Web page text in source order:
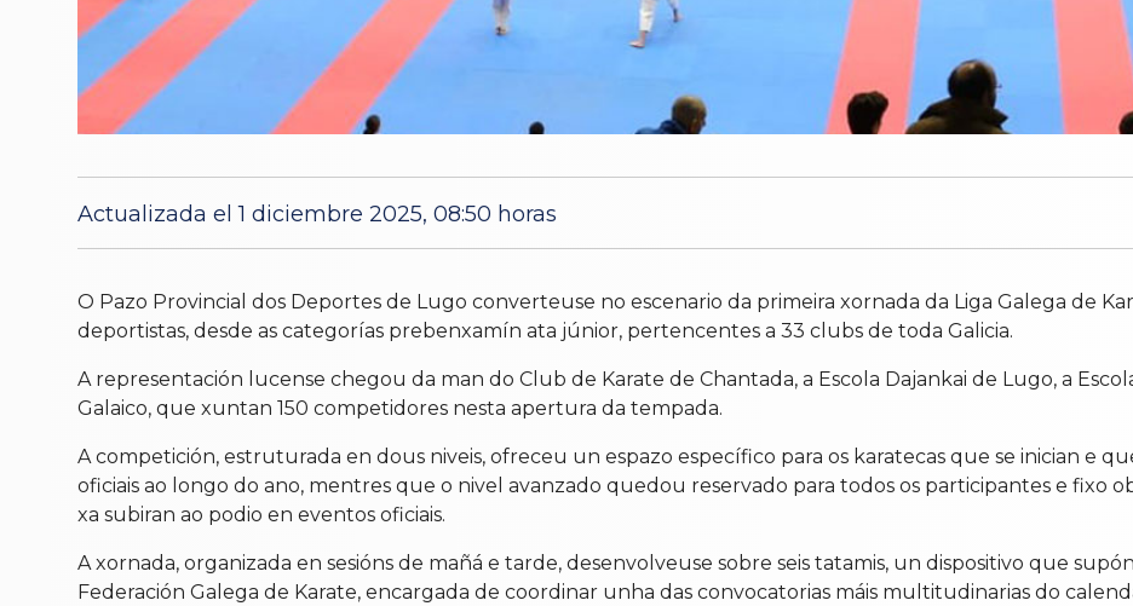
Actualizada el 1 diciembre 2025, 08:50 horas
O Pazo Provincial dos Deportes de Lugo converteuse no escenario da primeira xornada da Liga Galega de
deportistas, desde as categorías prebenxamín ata júnior, pertencentes a 33 clubs de toda Galicia.
A representación lucense chegou da man do Club de Karate de Chantada, a Escola Dajankai de Lugo, a
Galaico, que xuntan 150 competidores nesta apertura da tempada.
A competición, estruturada en dous niveis, ofreceu un espazo específico para os karatecas que se inician e
oficiais ao longo do ano, mentres que o nivel avanzado quedou reservado para todos os participantes e fixo
xa subiran ao podio en eventos oficiais.
A xornada, organizada en sesións de mañá e tarde, desenvolveuse sobre seis tatamis, un dispositivo que
Federación Galega de Karate, encargada de coordinar unha das convocatorias máis multitudinarias do